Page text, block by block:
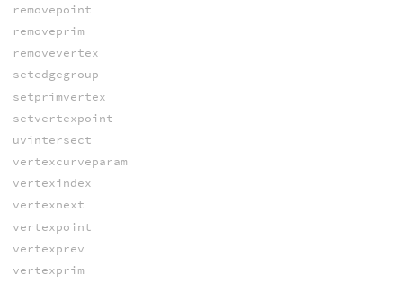
removepoint
removeprim
removevertex
setedgegroup
setprimvertex
setvertexpoint
uvintersect
vertexcurveparam
vertexindex
vertexnext
vertexpoint
vertexprev
vertexprim